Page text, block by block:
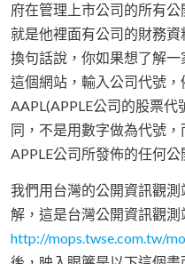
府在管理上市公司的所有
就是他裡面有公司的財務資
換句話說，你如果想了解
這個網站，輸入公司代號，
AAPL(APPLE公司的股票
同，不是用數字做為代號
APPLE公司所發佈的任何公
我們用台灣的公開資訊觀
解，這是台灣公開資訊觀測
http://mops.twse.com.tw/